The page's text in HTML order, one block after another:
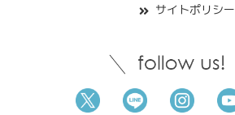
サイトポリシー